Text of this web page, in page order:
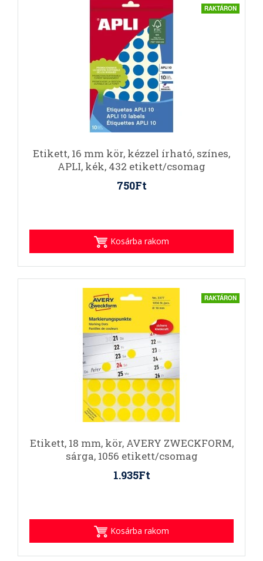
RAKTÁRON
Etikett, 16 mm kör, kézzel írható, színes,
APLI, kék, 432 etikett/csomag
750Ft
Kosárba rakom
RAKTÁRON
Etikett, 18 mm, kör, AVERY ZWECKFORM,
sárga, 1056 etikett/csomag
1.935Ft
Kosárba rakom